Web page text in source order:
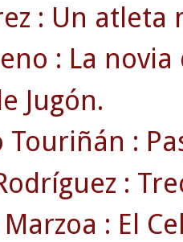
: Un
: La novia
Jugón.
Touriñán :
:
: El